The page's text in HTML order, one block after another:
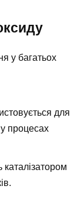
у багатьох
для
процесах